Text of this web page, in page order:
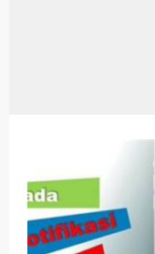
Bitcoin Miner Android:
Pp Wa Couple